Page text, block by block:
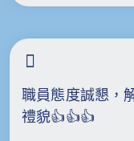
職員態度誠懇，
禮貌👍👍👍